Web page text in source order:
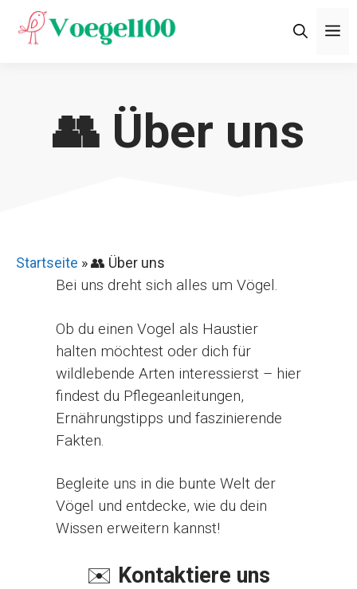
Inhalt
👥 Über uns
Startseite »👥 Über uns
Bei uns dreht sich alles um Vögel.
Ob du einen Vogel als Haustier
halten möchtest oder dich für
wildlebende Arten interessierst – hier
findest du Pflegeanleitungen,
Ernährungstipps und faszinierende
Fakten.
Begleite uns in die bunte Welt der
Vögel und entdecke, wie du dein
Wissen erweitern kannst!
✉️ Kontaktiere uns